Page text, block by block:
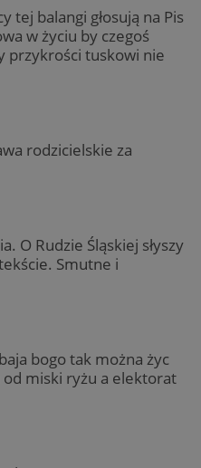
tej balangi głosują na Pis
w życiu by czegoś
przykrości tuskowi nie
rodzicielskie za
O Rudzie Śląskiej słyszy
Smutne i
bogo tak można życ
od miski ryżu a elektorat